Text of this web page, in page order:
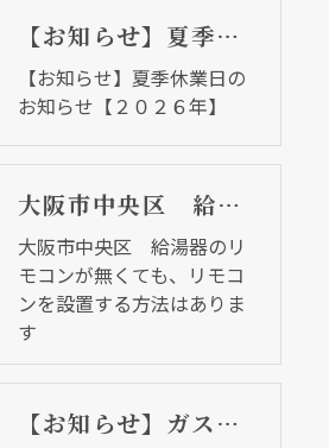
【お知らせ】夏季休業日のお知らせ【２０２６年】
【お知らせ】夏季休業日の
お知らせ【２０２６年】
大阪市中央区 給湯器のリモコンが無くても、リモコンを設置する方法はあります
大阪市中央区 給湯器のリ
モコンが無くても、リモコ
ンを設置する方法はありま
す
【お知らせ】ガス温水式乾太くんが発売されます マンションでも設置可能な場合もあります